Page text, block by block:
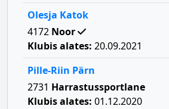
Olesja Katok
4172 Noor
Klubis alates: 20.09.2021
Pille-Riin Pärn
2731 Harrastussportlane
Klubis alates: 01.12.2020